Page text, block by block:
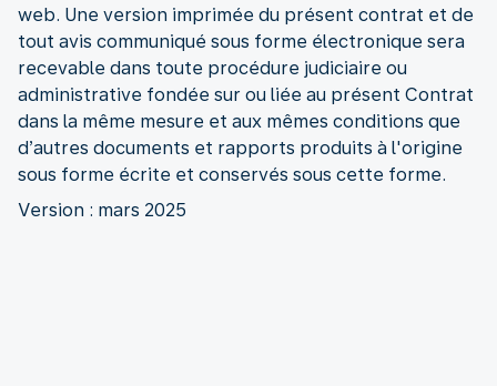
web. Une version imprimée du présent contrat et de
tout avis communiqué sous forme électronique sera
recevable dans toute procédure judiciaire ou
administrative fondée sur ou liée au présent Contrat
dans la même mesure et aux mêmes conditions que
d’autres documents et rapports produits à l'origine
sous forme écrite et conservés sous cette forme.
Version : mars 2025